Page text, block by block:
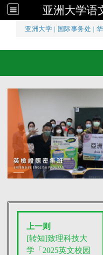
亚洲大学语
亚洲大学 国际事务处
亚洲大学语
上一则
[转知]致理科技大
学「2025英文校园